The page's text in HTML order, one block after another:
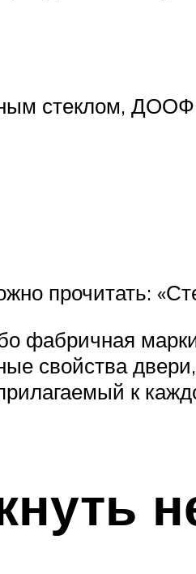
стеклом,
прочитать:
фабричная
свойства
к